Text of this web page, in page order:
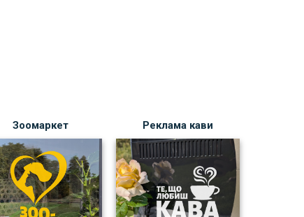
Зоомаркет Реклама кави